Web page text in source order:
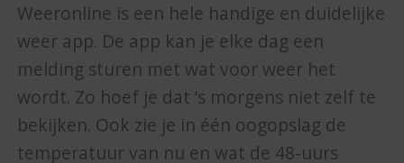
Weeronline is een hele handige en duidelijke
weer app. De app kan je elke dag een
melding sturen met wat voor weer het
wordt. Zo hoef je dat ‘s morgens niet zelf te
bekijken. Ook zie je in één oogopslag de
temperatuur van nu en wat de 48-uurs